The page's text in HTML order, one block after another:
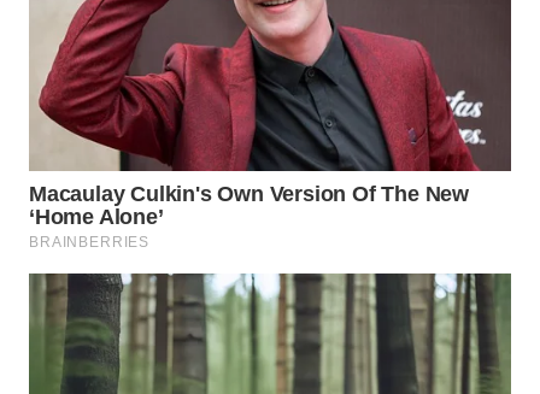
WN
BOGOR
WN
DEPOK
WN
TAPANULI
UTARA
WN
SAMOSIR